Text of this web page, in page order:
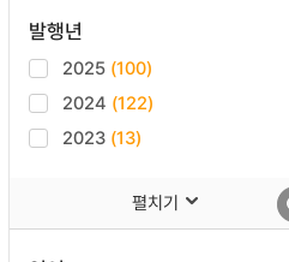
발행년
2025 (100)
2024 (122)
2023 (13)
펼치기